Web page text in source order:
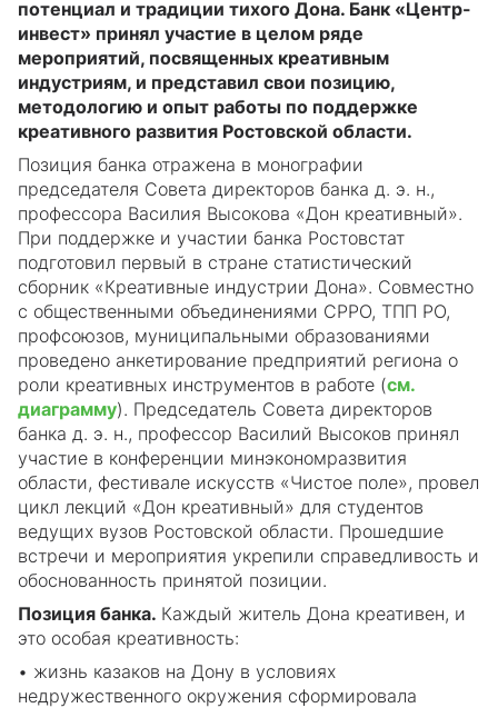
потенциал и традиции тихого Дона. Банк «Центр-
инвест» принял участие в целом ряде
мероприятий, посвященных креативным
индустриям, и представил свои позицию,
методологию и опыт работы по поддержке
креативного развития Ростовской области.
Позиция банка отражена в монографии
председателя Совета директоров банка д. э. н.,
профессора Василия Высокова «Дон креативный».
При поддержке и участии банка Ростовстат
подготовил первый в стране статистический
сборник «Креативные индустрии Дона». Совместно
с общественными объединениями СРРО, ТПП РО,
профсоюзов, муниципальными образованиями
проведено анкетирование предприятий региона о
роли креативных инструментов в работе (см.
диаграмму). Председатель Совета директоров
банка д. э. н., профессор Василий Высоков принял
участие в конференции минэкономразвития
области, фестивале искусств «Чистое поле», провел
цикл лекций «Дон креативный» для студентов
ведущих вузов Ростовской области. Прошедшие
встречи и мероприятия укрепили справедливость и
обоснованность принятой позиции.
Позиция банка. Каждый житель Дона креативен, и
это особая креативность:
• жизнь казаков на Дону в условиях
недружественного окружения сформировала